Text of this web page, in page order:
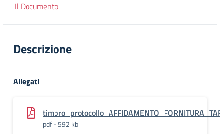
Il Documento
Descrizione
Allegati
pdf - 592 kb